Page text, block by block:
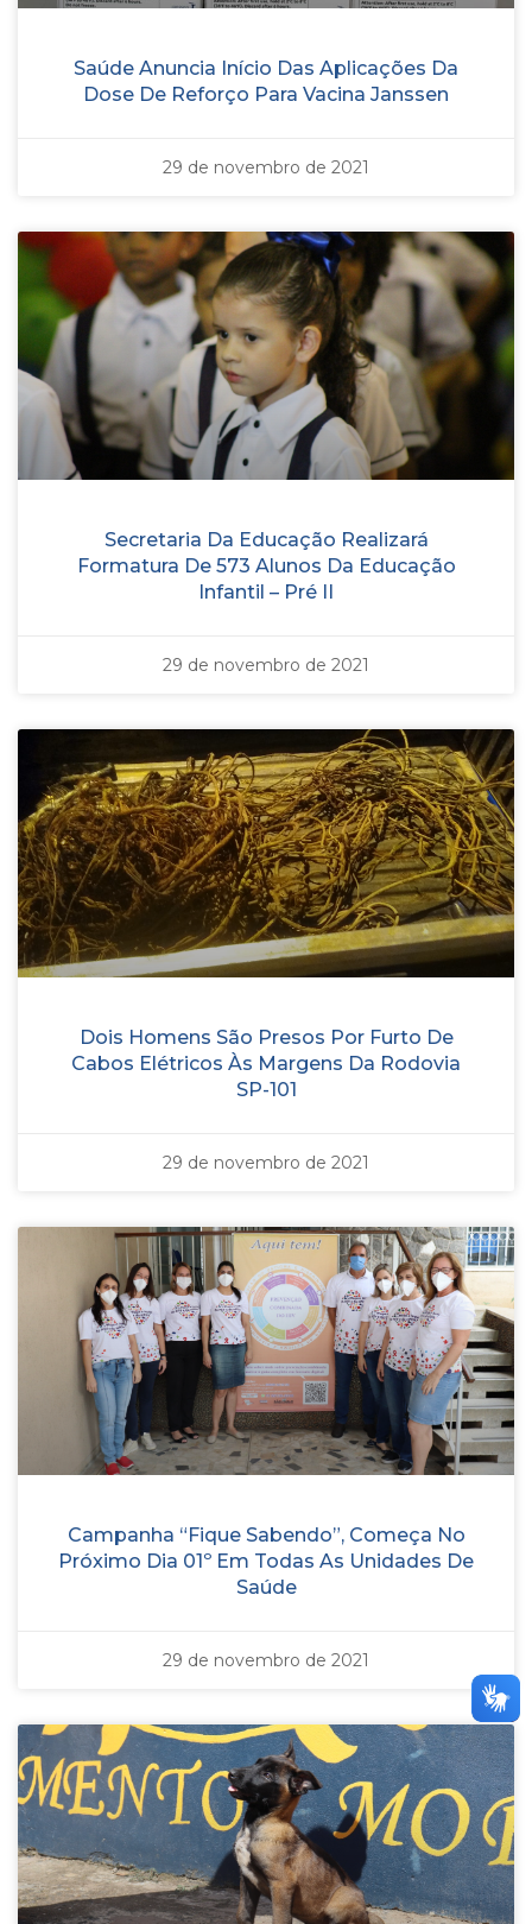
Saúde Anuncia Início Das Aplicações Da
Dose De Reforço Para Vacina Janssen
29 de novembro de 2021
Secretaria Da Educação Realizará
Formatura De 573 Alunos Da Educação
Infantil – Pré II
29 de novembro de 2021
Dois Homens São Presos Por Furto De
Cabos Elétricos Às Margens Da Rodovia
SP-101
29 de novembro de 2021
Campanha “Fique Sabendo”, Começa No
Próximo Dia 01º Em Todas As Unidades De
Saúde
29 de novembro de 2021